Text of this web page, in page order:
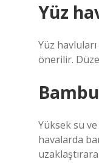
Yüz
Yüz
önerilir.
Yüksek su
havalarda